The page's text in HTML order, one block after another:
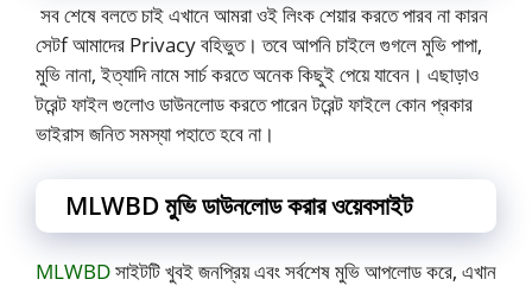
সব শেষে বলতে চাই এখানে আমরা ওই লিংক শেয়ার করতে পারব না কারন
সেটf আমাদের Privacy বহিভুত। তবে আপনি চাইলে গুগলে মুভি পাপা,
মুভি নানা, ইত্যাদি নামে সার্চ করতে অনেক কিছুই পেয়ে যাবেন। এছাড়াও
টরেন্ট ফাইল গুলোও ডাউনলোড করতে পারেন টরেন্ট ফাইলে কোন প্রকার
ভাইরাস জনিত সমস্যা পহাতে হবে না।
MLWBDমুভি ডাউনলোড করার ওয়েবসাইট
MLWBDসাইটটি খুবই জনপ্রিয় এবং সর্বশেষ মুভি আপলোড করে, এখান